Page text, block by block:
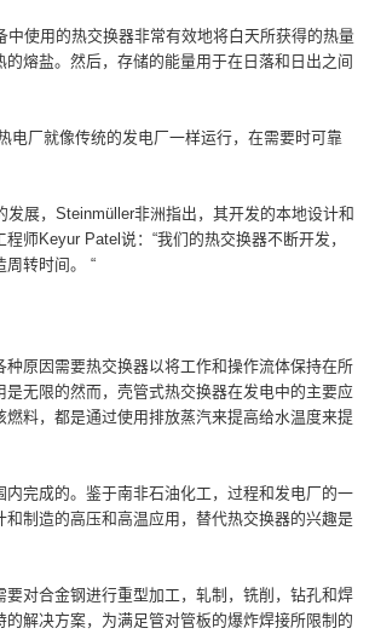
中使用的热交换器非常有效地将白天所获得的热量
的熔盐。然后，存储的能量用于在日落和日出之间
电厂就像传统的发电厂一样运行，在需要时可靠
发展，Steinmüller非洲指出，其开发的本地设计和
师Keyur Patel说：“我们的热交换器不断开发，
周转时间。 “
种原因需要热交换器以将工作和操作流体保持在所
是无限的然而，壳管式热交换器在发电中的主要应
燃料，都是通过使用排放蒸汽来提高给水温度来提
内完成的。鉴于南非石油化工，过程和发电厂的一
和制造的高压和高温应用，替代热交换器的兴趣是
要对合金钢进行重型加工，轧制，铣削，钻孔和焊
的解决方案，为满足管对管板的爆炸焊接所限制的